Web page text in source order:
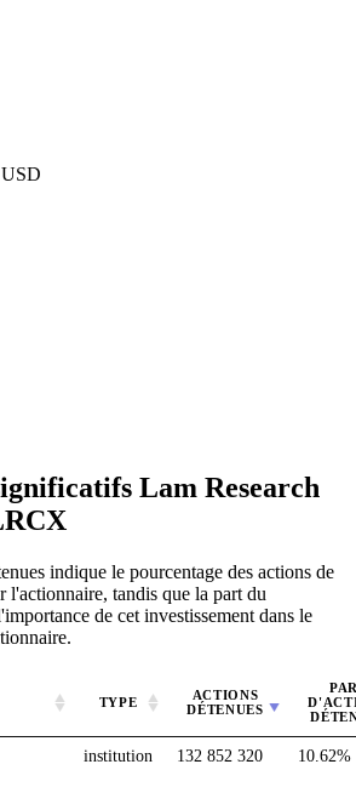
Lam Research
indique le pourcentage des actions de
l'actionnaire, tandis que la part du
de cet investissement dans le
TYPE
ACTIONS
DÉTENUES
institution 132 852 320 10.62%